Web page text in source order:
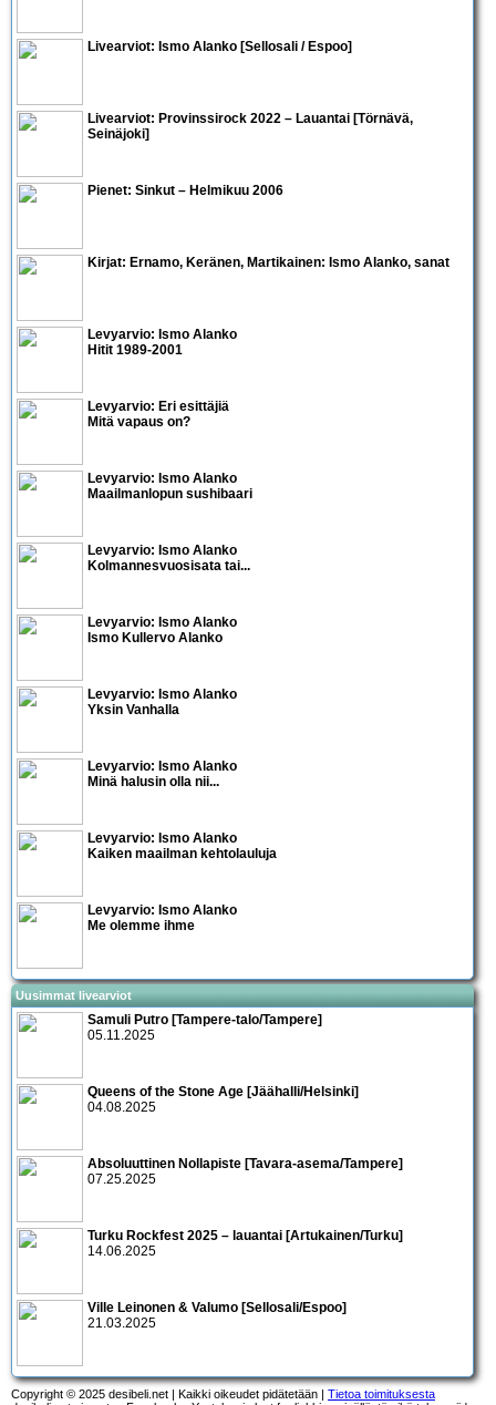
Livearviot: Ismo Alanko [Sellosali / Espoo]
Livearviot: Provinssirock 2022 – Lauantai [Törnävä,
Seinäjoki]
Pienet: Sinkut – Helmikuu 2006
Kirjat: Ernamo, Keränen, Martikainen: Ismo Alanko, sanat
Levyarvio: Ismo Alanko
Hitit 1989-2001
Levyarvio: Eri esittäjiä
Mitä vapaus on?
Levyarvio: Ismo Alanko
Maailmanlopun sushibaari
Levyarvio: Ismo Alanko
Kolmannesvuosisata tai...
Levyarvio: Ismo Alanko
Ismo Kullervo Alanko
Levyarvio: Ismo Alanko
Yksin Vanhalla
Levyarvio: Ismo Alanko
Minä halusin olla nii...
Levyarvio: Ismo Alanko
Kaiken maailman kehtolauluja
Levyarvio: Ismo Alanko
Me olemme ihme
Uusimmat livearviot
Samuli Putro [Tampere-talo/Tampere]
05.11.2025
Queens of the Stone Age [Jäähalli/Helsinki]
04.08.2025
Absoluuttinen Nollapiste [Tavara-asema/Tampere]
07.25.2025
Turku Rockfest 2025 – lauantai [Artukainen/Turku]
14.06.2025
Ville Leinonen & Valumo [Sellosali/Espoo]
21.03.2025
Copyright © 2025 desibeli.net | Kaikki oikeudet pidätetään | Tietoa toimituksesta